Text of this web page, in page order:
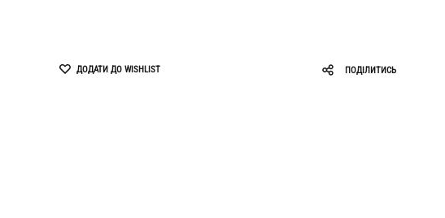
Sabotage
ДОДАТИ ДО WISHLIST ПОДІЛИТИСЬ